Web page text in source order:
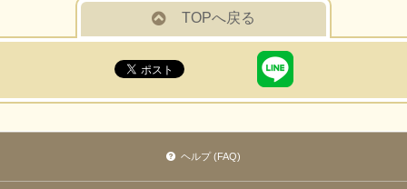
TOPへ戻る
ヘルプ (FAQ)